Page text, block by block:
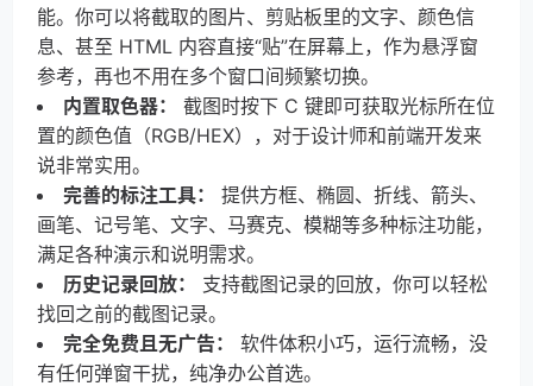
能。你可以将截取的图片、剪贴板里的文字、颜色信
息、甚至 HTML 内容直接“贴”在屏幕上，作为悬浮窗
参考，再也不用在多个窗口间频繁切换。
内置取色器：
截图时按下 C 键即可获取光标所在位
置的颜色值（RGB/HEX），对于设计师和前端开发来
说非常实用。
完善的标注工具：
提供方框、椭圆、折线、箭头、
画笔、记号笔、文字、马赛克、模糊等多种标注功能，
满足各种演示和说明需求。
历史记录回放：
支持截图记录的回放，你可以轻松
找回之前的截图记录。
完全免费且无广告：
软件体积小巧，运行流畅，没
有任何弹窗干扰，纯净办公首选。